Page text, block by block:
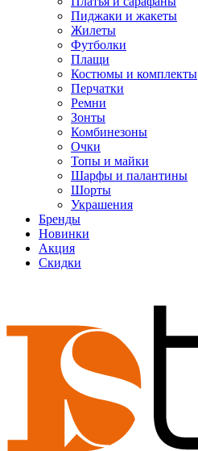
Пиджаки и жакеты
Жилеты
Футболки
Плащи
Костюмы и комплекты
Перчатки
Ремни
Зонты
Комбинезоны
Очки
Топы и майки
Шарфы и палантины
Шорты
Украшения
Бренды
Новинки
Акция
Скидки